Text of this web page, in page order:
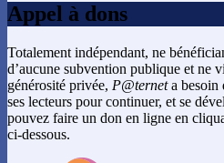
Appel à dons
Totalement indépendant, ne
d’aucune subvention publique et ne
générosité privée, P@terneta besoin
ses lecteurs pour continuer, et se
pouvez faire un don en ligne en
ci-dessous.